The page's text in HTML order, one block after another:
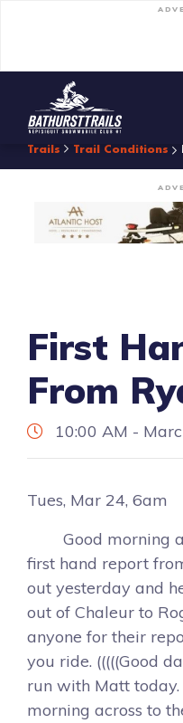
Trails Trail Conditions
First
From
10:00 AM -
Tues, Mar 24, 6am
Good morning all
first hand report
out yesterday and
out of Chaleur to
anyone for their
you ride. (((((Good
run with Matt
morning across to